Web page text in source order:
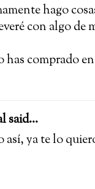
hago
con algo de
has comprado
said...
así, ya te lo